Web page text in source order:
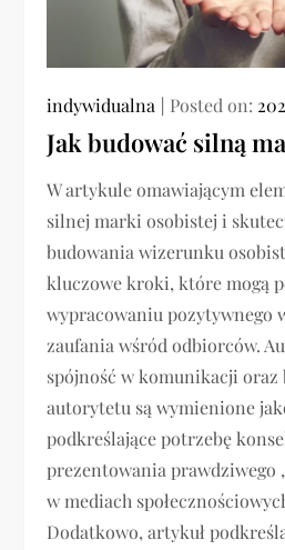
indywidualna Posted on:
Jak budować silną
W artykule omawiającym
silnej marki osobistej i
budowania wizerunku
kluczowe kroki, które mogą
wypracowaniu pozytywnego
zaufania wśród odbiorców.
spójność w komunikacji oraz
autorytetu są wymienione
podkreślające potrzebę
prezentowania prawdziwego
w mediach
Dodatkowo, artykuł